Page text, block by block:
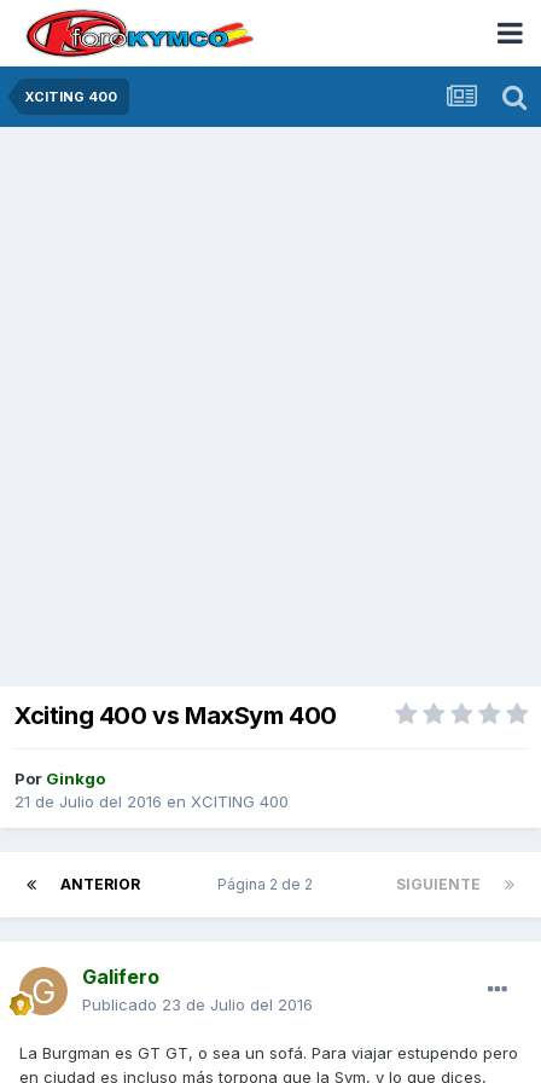
XCITING 400
Xciting 400 vs MaxSym 400
Por Ginkgo
21 de Julio del 2016 en XCITING 400
ANTERIOR SIGUIENTE
Página 2 de 2
Galifero
Publicado 23 de Julio del 2016
La Burgman es GT GT, o sea un sofá. Para viajar estupendo pero
en ciudad es incluso más torpona que la Sym, y lo que dices,